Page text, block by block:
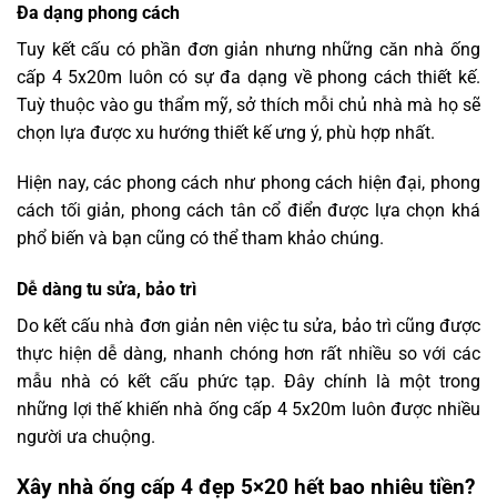
Đa dạng phong cách
Tuy kết cấu có phần đơn giản nhưng những căn nhà ống
cấp 4 5x20m luôn có sự đa dạng về phong cách thiết kế.
Tuỳ thuộc vào gu thẩm mỹ, sở thích mỗi chủ nhà mà họ sẽ
chọn lựa được xu hướng thiết kế ưng ý, phù hợp nhất.
Hiện nay, các phong cách như phong cách hiện đại, phong
cách tối giản, phong cách tân cổ điển được lựa chọn khá
phổ biến và bạn cũng có thể tham khảo chúng.
Dễ dàng tu sửa, bảo trì
Do kết cấu nhà đơn giản nên việc tu sửa, bảo trì cũng được
thực hiện dễ dàng, nhanh chóng hơn rất nhiều so với các
mẫu nhà có kết cấu phức tạp. Đây chính là một trong
những lợi thế khiến nhà ống cấp 4 5x20m luôn được nhiều
người ưa chuộng.
Xây nhà ống cấp 4 đẹp 5×20 hết bao nhiêu tiền?